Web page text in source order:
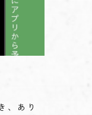
、あり